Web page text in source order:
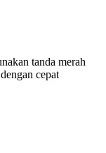
tanda merah
cepat